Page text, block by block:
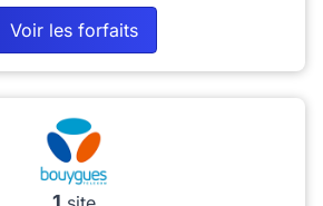
Voir les forfaits